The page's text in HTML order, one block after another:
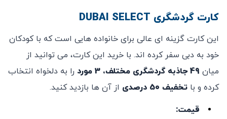
کارت گردشگری DUBAI SELECT
این کارت گزینه ‌ای عالی برای خانواده‌ هایی است که با کودکان
خود به دبی سفر کرده‌ اند. با خرید این کارت، می ‌توانید از
میان 49جاذبه گردشگری مختلف، 3 مورد
را به دلخواه انتخاب
کرده و با تخفیف 50 درصدی
از آن‌ ها بازدید کنید.
قیمت: